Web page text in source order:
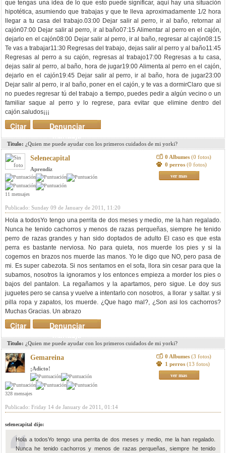
que tengas una idea de lo que esto puede significar, aquí hay una situación
hipotética, asumiendo que trabajas y que te lleva aproximadamente 1/2 hora
llegar a tu casa del trabajo.03:00 Dejar salir al perro, ir al baño, retornar al
cajón07:00 Dejar salir al perro, ir al baño07:15 Alimentar al perro en el cajón,
dejarlo en el cajón08:00 Dejar salir al perro, ir al baño, regresar al cajón08:15
Te vas a trabajar11:30 Regresas del trabajo, dejas salir al perro y al baño11:45
Regresas al perro a su cajón, regresas al trabajo17:00 Regresas a tu casa,
dejas salir al perro, al baño, hora de jugar19:00 Alimenta al perro en el cajón,
dejarlo en el cajón19:45 Dejar salir al perro, ir al baño, hora de jugar23:00
Dejar salir al perro, ir al baño, poner en el cajón, y te vas a dormirClaro que si
no puedes regresar tú del trabajo a tiempo, puedes pedir a algún vecino o un
familiar saque al perro y lo regrese, para evitar que elimine dentro del
cajón.saludos¡¡¡
Denunciar
mensaje
Citar
Titulo: ¿Quien me puede ayudar con los primeros cuidados de mi yorki?
Selenecapital
Aprendiz
11 mensajes
0 Albumes (0 fotos)
0 perros (0 fotos)
ver mas
Publicado: Sunday 09 de January de 2011, 11:20
Hola a todosYo tengo una perrita de dos meses y medio, me la han regalado.
Nunca he tenido cachorros y menos de razas perqueñas, siempre he tenido
perro de razas grandes y han sido doptados de adulto El caso es que esta
perra es bastante nerviosa. No para quieta, nos muerde los pies y si la
cogemos en brazos nos muerde las manos. Yo le digo que NO, pero pasa de
mi. Es super cabezota. Si nos sentamos en el sofa, llora sin cesar para que la
subamos, nosotros la ignoramos y los entonces empieza a morder los pies o
bajos del pantalon. La regañamos y la apartamos, pero sigue. Le doy sus
juguetes pero se cansa y vuelve a intentarlo con nosotros, a llorar y saltar. y si
pilla ropa y zapatos, los muerde. ¿Que hago mal?, ¿Son asi los cachorros?
Muchas Gracias. Un abrazo
Denunciar
mensaje
Citar
Titulo: ¿Quien me puede ayudar con los primeros cuidados de mi yorki?
Gemareina
¡Adicto!
328 mensajes
0 Albumes (3 fotos)
1 perros (13 fotos)
ver mas
Publicado: Friday 14 de January de 2011, 01:14
selenecapital dijo:
Hola a todosYo tengo una perrita de dos meses y medio, me la han regalado.
Nunca he tenido cachorros y menos de razas perqueñas, siempre he tenido